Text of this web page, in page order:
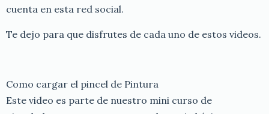
cuenta en esta red social.
Te dejo para que disfrutes de cada uno de estos videos.
Como cargar el pincel de Pintura
Este video es parte de nuestro mini curso de